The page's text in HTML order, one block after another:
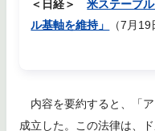
＜日経＞米ステーブ
ル基軸を維持」
（7月19
内容を要約すると、「
成立した。この法律は、